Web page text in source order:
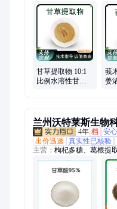
品类提取物、饲料类提取
料、植物原料、提取物加
制、菌类提取物、植物浓
粉定制、植物加工品、浓
取物/藤茶粉
甘草提取物 10:1
比例水溶性甘草
莪
姜
兰州沃特莱斯生物
4年 档 安
出价迅速
真实性已核验
主营： 枸杞多糖、葛根提
枸杞提取物、芒果粉、苹
物、酸枣仁肽、燕麦肽、
物、茯苓提取物、赤小豆
仁提取物、蔓越莓提取物